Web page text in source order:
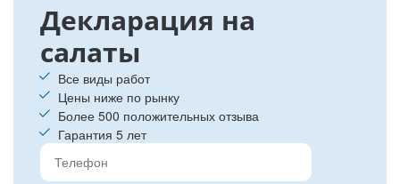
Декларация на
салаты
Все виды работ
Цены ниже по рынку
Более 500 положительных отзыва
Гарантия 5 лет